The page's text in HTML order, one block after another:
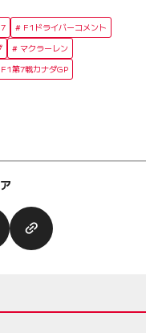
F1ドライバーコメント
マクラーレン
第7戦カナダGP